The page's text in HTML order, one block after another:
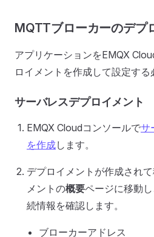
MQTTブローカーのデプ
アプリケーションをEMQX
ロイメントを作成して設定する
サーバレスデプロイメント
EMQX Cloudコンソールでサ
を作成します。
デプロイメントが作成され
メントの概要ページに移動
続情報を確認します。
ブローカーアドレス